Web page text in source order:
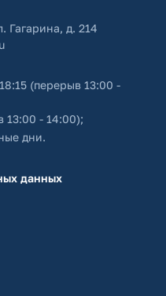
Гагарина, д. 214
(перерыв 13:00 -
13:00 - 14:00);
дни.
данных